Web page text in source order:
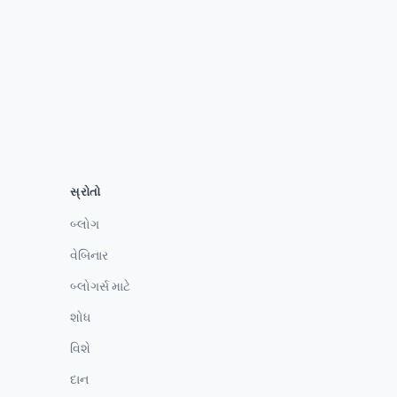
સ્રોતો
બ્લોગ
વેબિનાર
બ્લોગર્સ માટે
શોધ
વિશે
દાન